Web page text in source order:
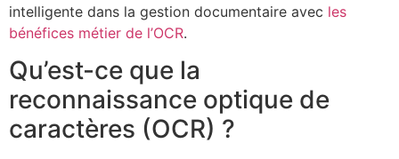
intelligente dans la gestion documentaire avec les
bénéfices métier de l’OCR.
Qu’est-ce que la
reconnaissance optique de
caractères (OCR) ?